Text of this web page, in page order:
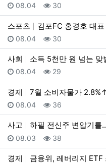
등록일
08.04 조회
30
스포츠 김포FC 홍경호 대표
등록일
08.04 조회
30
사회 소득 5천만 원 넘는
등록일
08.04 조회
29
경제 7월 소비자물가
등록일
08.04 조회
36
사고 하필 전신주 변압기를
등록일
08.03 조회
38
경제 금융위, 레버리지